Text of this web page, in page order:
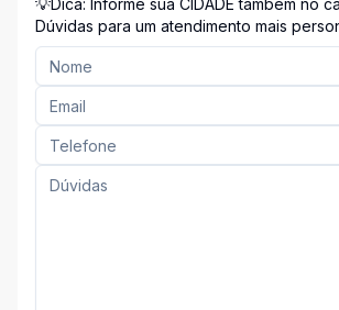
💡Dica: Informe sua CIDADE também no
Dúvidas para um atendimento mais